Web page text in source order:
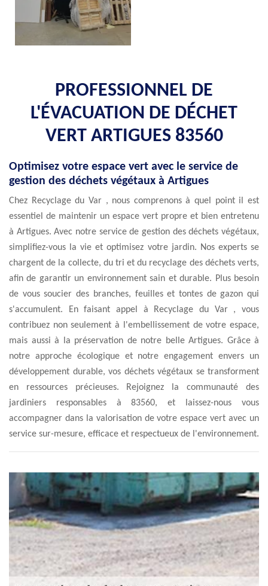
PROFESSIONNEL DE
L'ÉVACUATION DE DÉCHET
VERT ARTIGUES 83560
Optimisez votre espace vert avec le service de
gestion des déchets végétaux à Artigues
Chez Recyclage du Var , nous comprenons à quel point il est
essentiel de maintenir un espace vert propre et bien entretenu
à Artigues. Avec notre service de gestion des déchets végétaux,
simplifiez-vous la vie et optimisez votre jardin. Nos experts se
chargent de la collecte, du tri et du recyclage des déchets verts,
afin de garantir un environnement sain et durable. Plus besoin
de vous soucier des branches, feuilles et tontes de gazon qui
s'accumulent. En faisant appel à Recyclage du Var , vous
contribuez non seulement à l'embellissement de votre espace,
mais aussi à la préservation de notre belle Artigues. Grâce à
notre approche écologique et notre engagement envers un
développement durable, vos déchets végétaux se transforment
en ressources précieuses. Rejoignez la communauté des
jardiniers responsables à 83560, et laissez-nous vous
accompagner dans la valorisation de votre espace vert avec un
service sur-mesure, efficace et respectueux de l'environnement.